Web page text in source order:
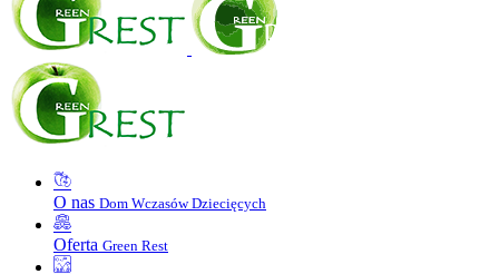
O nas Dom Wczasów Dziecięcych
Oferta Green Rest